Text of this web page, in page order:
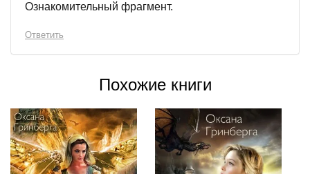
Ознакомительный фрагмент.
Ответить
Похожие книги